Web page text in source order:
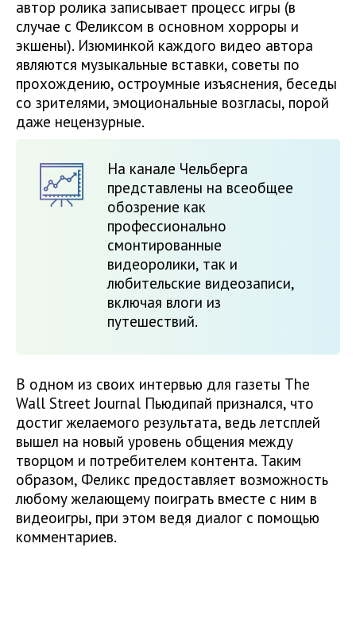
автор ролика записывает процесс игры (в
случае с Феликсом в основном хорроры и
экшены). Изюминкой каждого видео автора
являются музыкальные вставки, советы по
прохождению, остроумные изъяснения, беседы
со зрителями, эмоциональные возгласы, порой
даже нецензурные.
На канале Чельберга
представлены на всеобщее
обозрение как
профессионально
смонтированные
видеоролики, так и
любительские видеозаписи,
включая влоги из
путешествий.
В одном из своих интервью для газеты The
Wall Street Journal Пьюдипай признался, что
достиг желаемого результата, ведь летсплей
вышел на новый уровень общения между
творцом и потребителем контента. Таким
образом, Феликс предоставляет возможность
любому желающему поиграть вместе с ним в
видеоигры, при этом ведя диалог с помощью
комментариев.